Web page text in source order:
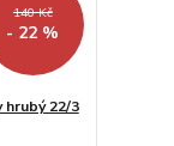
140 Kč
- 22 %
22/3